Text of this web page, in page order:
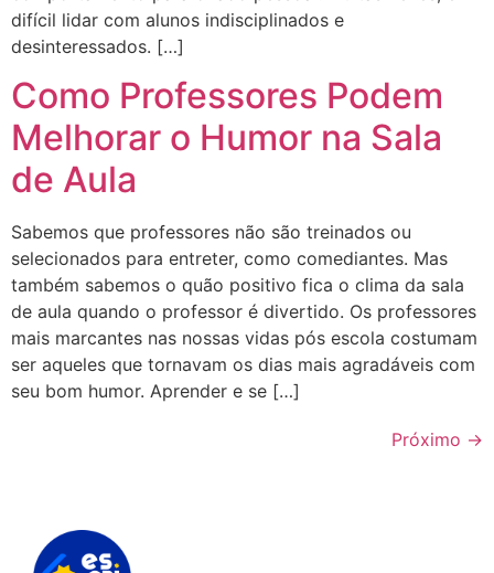
difícil lidar com alunos indisciplinados e
desinteressados. […]
Como Professores Podem
Melhorar o Humor na Sala
de Aula
Sabemos que professores não são treinados ou
selecionados para entreter, como comediantes. Mas
também sabemos o quão positivo fica o clima da sala
de aula quando o professor é divertido. Os professores
mais marcantes nas nossas vidas pós escola costumam
ser aqueles que tornavam os dias mais agradáveis com
seu bom humor. Aprender e se […]
Próximo →